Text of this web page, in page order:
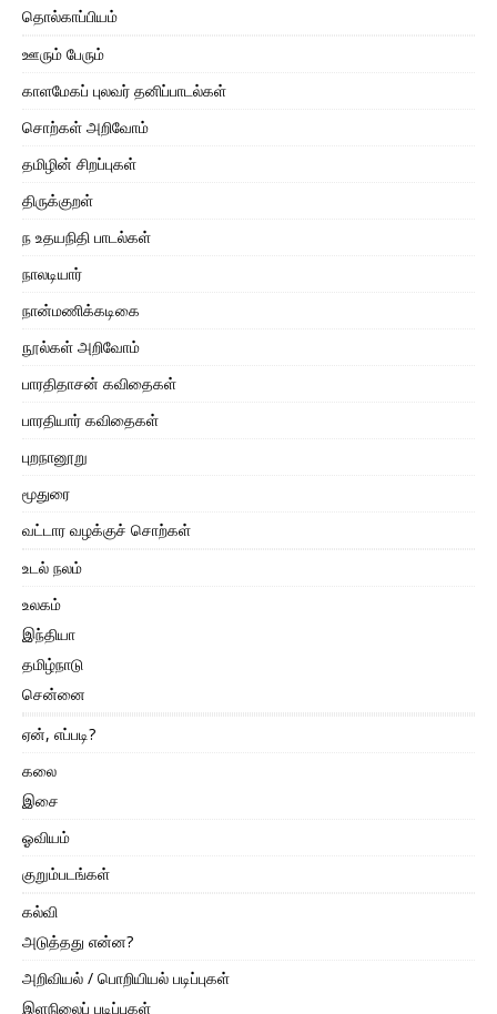
தொல்காப்பியம்
ஊரும் பேரும்
காளமேகப் புலவர் தனிப்பாடல்கள்
சொற்கள் அறிவோம்
தமிழின் சிறப்புகள்
திருக்குறள்
ந உதயநிதி பாடல்கள்
நாலடியார்
நான்மணிக்கடிகை
நூல்கள் அறிவோம்
பாரதிதாசன் கவிதைகள்
பாரதியார் கவிதைகள்
புறநானூறு
மூதுரை
வட்டார வழக்குச் சொற்கள்
உடல் நலம்
உலகம்
இந்தியா
தமிழ்நாடு
சென்னை
ஏன், எப்படி?
கலை
இசை
ஓவியம்
குறும்படங்கள்
கல்வி
அடுத்தது என்ன?
அறிவியல் / பொறியியல் படிப்புகள்
இளநிலைப் படிப்புகள்